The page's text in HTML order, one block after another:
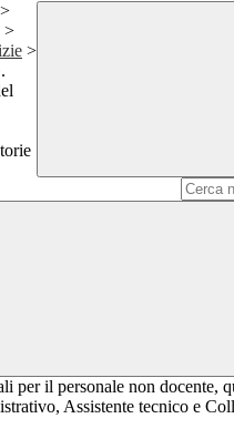
>
>
>
per il personale non docente,
Assistente tecnico e